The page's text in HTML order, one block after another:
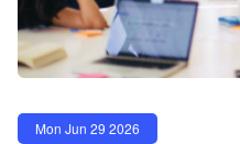
Mon Jun 29 2026